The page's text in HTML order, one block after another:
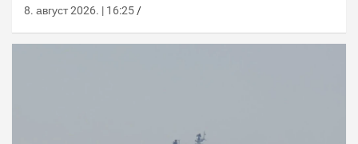
8. август 2026. | 16:25